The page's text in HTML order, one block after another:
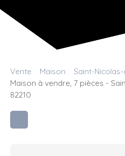
Vente Maison
Saint-
Maison à vendre, 7 pièces -
82210